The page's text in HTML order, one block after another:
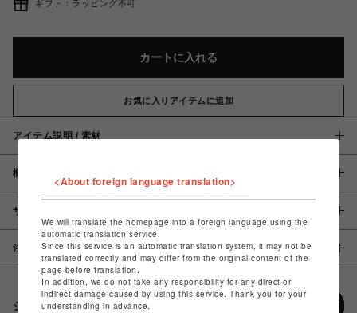
ギフト：ラッピング不可
カートに入れる
お気に入りアイテムに追加
アイテム説明 / 素材
概要
サイズ
注意事項
シェアする
<About foreign language translation>
We will translate the homepage into a foreign language using the
automatic translation service.
Since this service is an automatic translation system, it may not be
translated correctly and may differ from the original content of the
page before translation.
In addition, we do not take any responsibility for any direct or
indirect damage caused by using this service. Thank you for your
understanding in advance.